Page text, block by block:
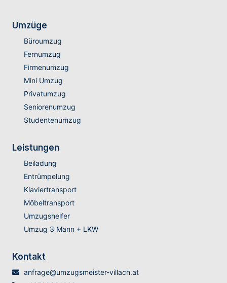
Umzüge
Büroumzug
Fernumzug
Firmenumzug
Mini Umzug
Privatumzug
Seniorenumzug
Studentenumzug
Leistungen
Beiladung
Entrümpelung
Klaviertransport
Möbeltransport
Umzugshelfer
Umzug 3 Mann + LKW
Kontakt
anfrage@umzugsmeister-villach.at